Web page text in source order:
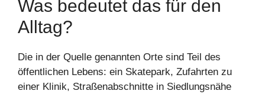
Was bedeutet das für den
Alltag?
Die in der Quelle genannten Orte sind Teil des
öffentlichen Lebens: ein Skatepark, Zufahrten zu
einer Klinik, Straßenabschnitte in Siedlungsnähe